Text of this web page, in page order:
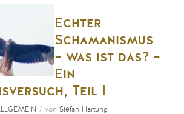
Echter
Schamanismus
– was ist das? –
Ein
Teil I
/ von Stefan Hartung